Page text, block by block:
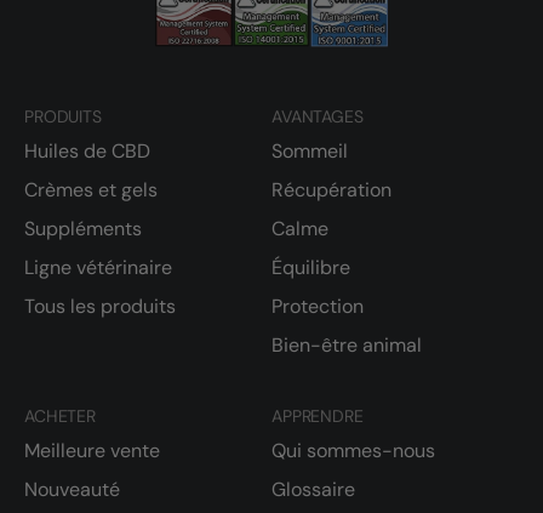
PRODUITS
Huiles de CBD
Crèmes et gels
Suppléments
Ligne vétérinaire
Tous les produits
AVANTAGES
Sommeil
Récupération
Calme
Équilibre
Protection
Bien-être animal
ACHETER
Meilleure vente
Nouveauté
APPRENDRE
Qui sommes-nous
Glossaire